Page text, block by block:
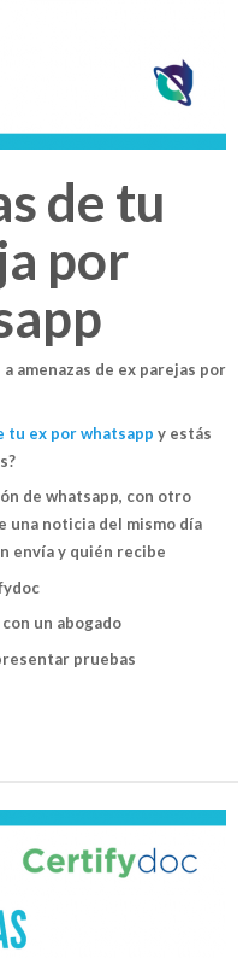
de tu
por
amenazas de ex parejas por
tu ex por whatsapp y estás
de whatsapp, con otro
noticia del mismo día
envía y quién recibe
un abogado
pruebas